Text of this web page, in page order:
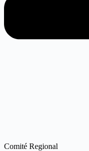
Comité Regional